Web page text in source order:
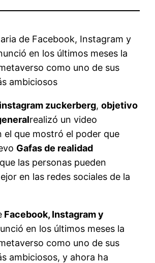
de Facebook, Instagram y
en los últimos meses la
como uno de sus
ambiciosos
zuckerberg,objetivo
realizó un video
el que mostró el poder que
Gafas de realidad
las personas pueden
en las redes sociales de la
Facebook, Instagram y
en los últimos meses la
como uno de sus
ambiciosos, y ahora ha